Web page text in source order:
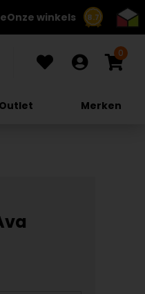
8.7
Onze winkels
0
Outlet Merken